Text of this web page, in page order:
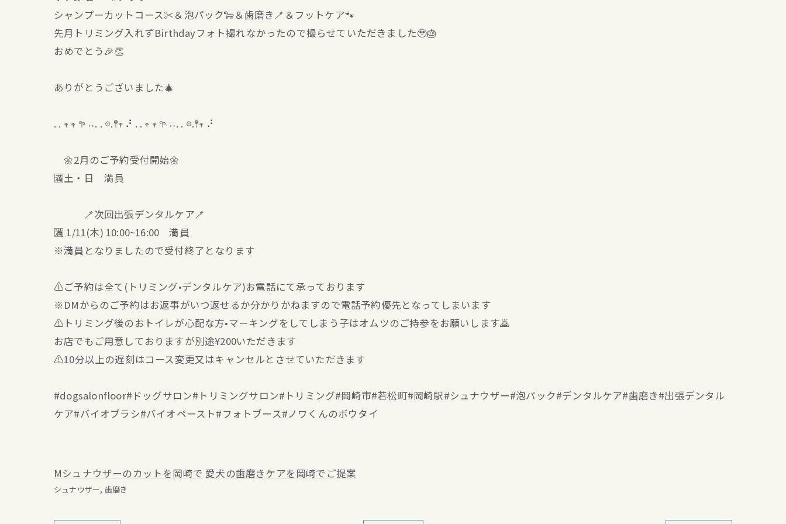
シャンプーカットコース✂️＆泡パック🐑＆歯磨き🪥＆フットケア🐾
先月トリミング入れずBirthdayフォト撮れなかったので撮らせていただきました🥹🎂
おめでとう🎉👏
ありがとうございました🎄
. . 𖥧 𖥧 𖧧 ˒˒. . 𖡼.𖤣𖥧 ⠜ . . 𖥧 𖥧 𖧧 ˒˒. . 𖡼.𖤣𖥧 ⠜
🌼2月のご予約受付開始🌼
🈵土・日 満員
🪥次回出張デンタルケア🪥
🈵 1/11(木) 10:00~16:00 満員
※満員となりましたので受付終了となります
⚠️ご予約は全て(トリミング•デンタルケア)お電話にて承っております
※DMからのご予約はお返事がいつ返せるか分かりかねますので電話予約優先となってしまいます
⚠️トリミング後のおトイレが心配な方•マーキングをしてしまう子はオムツのご持参をお願いします🙇
お店でもご用意しておりますが別途¥200いただきます
⚠️10分以上の遅刻はコース変更又はキャンセルとさせていただきます
#dogsalonfloor#ドッグサロン#トリミングサロン#トリミング#岡崎市#若松町#岡崎駅#シュナウザー#泡パック#デンタルケア#歯磨き#出張デンタル
ケア#バイオブラシ#バイオペースト#フォトブース#ノワくんのボウタイ
Mシュナウザーのカットを岡崎で 愛犬の歯磨きケアを岡崎でご提案
シュナウザー 歯磨き